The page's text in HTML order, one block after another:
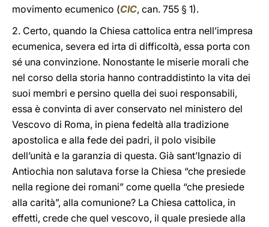
movimento ecumenico (CIC, can. 755 § 1).
2. Certo, quando la Chiesa cattolica entra nell’impresa
ecumenica, severa ed irta di difficoltà, essa porta con
sé una convinzione. Nonostante le miserie morali che
nel corso della storia hanno contraddistinto la vita dei
suoi membri e persino quella dei suoi responsabili,
essa è convinta di aver conservato nel ministero del
Vescovo di Roma, in piena fedeltà alla tradizione
apostolica e alla fede dei padri, il polo visibile
dell’unità e la garanzia di questa. Già sant’Ignazio di
Antiochia non salutava forse la Chiesa “che presiede
nella regione dei romani” come quella “che presiede
alla carità”, alla comunione? La Chiesa cattolica, in
effetti, crede che quel vescovo, il quale presiede alla